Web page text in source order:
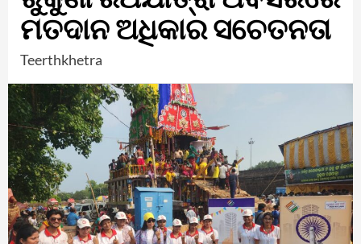
ମତଦାନ ଅଧିକାର ସଚେତନତା
Teerthkhetra